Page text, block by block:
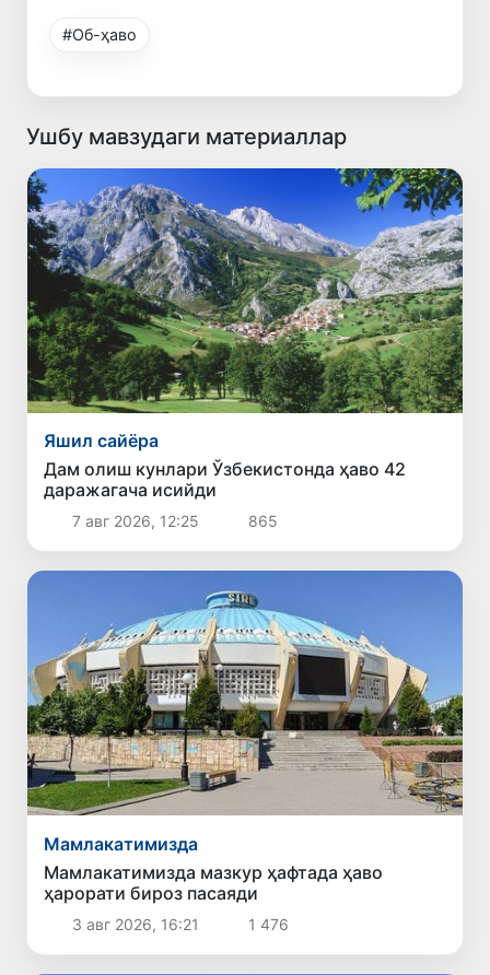
#Об-ҳаво
Ушбу мавзудаги материаллар
Яшил сайёра
Дам олиш кунлари Ўзбекистонда ҳаво 42
даражагача исийди
7 авг 2026, 12:25 865
Мамлакатимизда
Мамлакатимизда мазкур ҳафтада ҳаво
ҳарорати бироз пасаяди
3 авг 2026, 16:21 1 476